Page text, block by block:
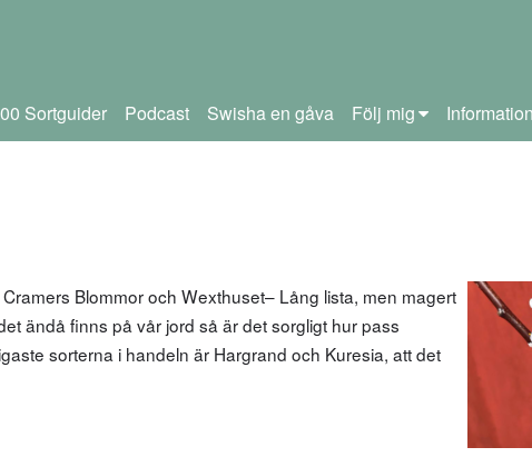
Sortguider Podcast Swisha en gåva Följ mig
Blommor och Wexthuset– Lång lista, men magert
ändå finns på vår jord så är det sorgligt hur pass
sorterna i handeln är Hargrand och Kuresia, att det